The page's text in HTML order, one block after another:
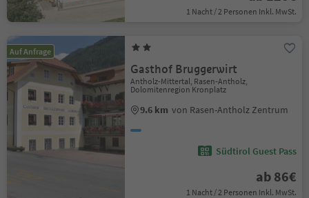
1 Nacht / 2 Personen Inkl. MwSt.
Auf Anfrage
Gasthof Bruggerwirt
Antholz-Mittertal, Rasen-Antholz,
Dolomitenregion Kronplatz
9.6 km von Rasen-Antholz Zentrum
Südtirol Guest Pass
ab 86€
1 Nacht / 2 Personen Inkl. MwSt.